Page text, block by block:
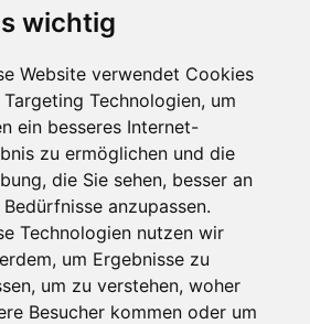
wichtig
Website verwendet Cookies
Targeting Technologien, um
ein besseres Internet-
zu ermöglichen und die
die Sie sehen, besser an
Bedürfnisse anzupassen.
Technologien nutzen wir
um Ergebnisse zu
um zu verstehen, woher
Besucher kommen oder um
Hotelbau
Wohnbau
Villen
Über uns
Kontakt